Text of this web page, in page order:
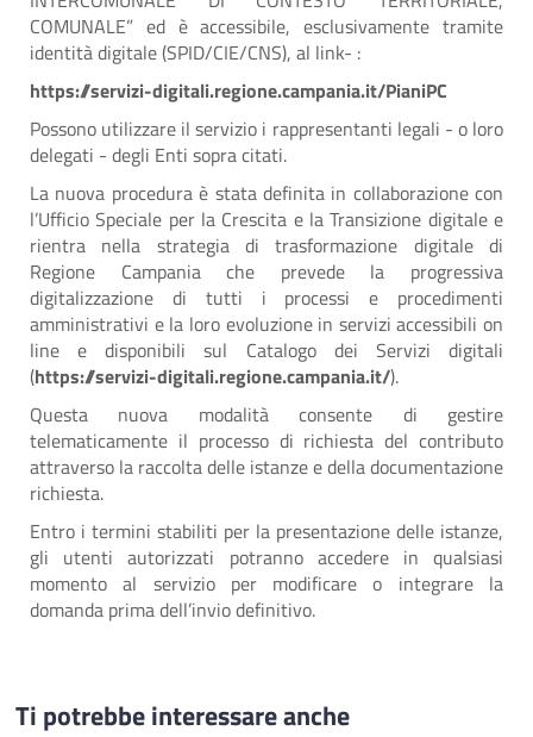
COMUNALE” ed è accessibile, esclusivamente tramite
identità digitale (SPID/CIE/CNS), al link- :
https://servizi-digitali.regione.campania.it/PianiPC
Possono utilizzare il servizio i rappresentanti legali - o loro
delegati - degli Enti sopra citati.
La nuova procedura è stata definita in collaborazione con
l’Ufficio Speciale per la Crescita e la Transizione digitale e
rientra nella strategia di trasformazione digitale di
Regione Campania che prevede la progressiva
digitalizzazione di tutti i processi e procedimenti
amministrativi e la loro evoluzione in servizi accessibili on
line e disponibili sul Catalogo dei Servizi digitali
(https://servizi-digitali.regione.campania.it/).
Questa nuova modalità consente di gestire
telematicamente il processo di richiesta del contributo
attraverso la raccolta delle istanze e della documentazione
richiesta.
Entro i termini stabiliti per la presentazione delle istanze,
gli utenti autorizzati potranno accedere in qualsiasi
momento al servizio per modificare o integrare la
domanda prima dell’invio definitivo.
Ti potrebbe interessare anche